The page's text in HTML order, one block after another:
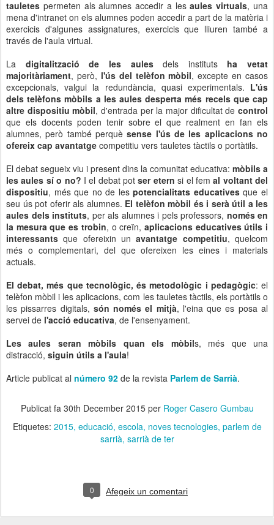
tauletes permeten als alumnes accedir a lesaules virtuals, una
mena d'intranet on els alumnes poden accedir a part de la matèria i
exercicis d'algunes assignatures, exercicis que lliuren també a
través de l'aula virtual.
La digitalització de les aulesdels instituts ha vetat
majoritàriament, però, l'ús del telèfon mòbil, excepte en casos
excepcionals, valgui la redundància, quasi experimentals. L'ús
dels telèfons mòbils a les aules desperta més recels que cap
altre dispositiu mòbil, d'entrada per la major dificultat decontrol
que els docents poden tenir sobre el que realment en fan els
alumnes, però també perquèsense l'ús de les aplicacions no
ofereix cap avantatge competitiu vers tauletes tàctils o portàtils.
El debat segueix viu i present dins la comunitat educativa: mòbils a
les aules sí o no? I el debat potser etern si el femal voltant del
dispositiu, més que no de lespotencialitats educativesque el
seu ús pot oferir als alumnes. El telèfon mòbil és i serà útil a les
aules dels instituts, per als alumnes i pels professors, només en
la mesura que es trobin, o creïn, aplicacions educatives útils i
interessantsque ofereixin unavantatge competitiu, quelcom
més o complementari, del que ofereixen les eines i materials
actuals.
El debat, més que tecnològic, és metodològic i pedagògic: el
telèfon mòbil i les aplicacions, com les tauletes tàctils, els portàtils o
les pissarres digitals, són només el mitjà, l'eina que es posa al
servei de l'acció educativa, de l'ensenyament.
Les aules seran mòbils quan els mòbils, més que una
distracció, siguin útils a l'aula!
Article publicat al número 92 de la revista Parlem de Sarrià.
Publicat fa 30th December 2015per Roger Casero Gumbau
Etiquetes: 2015 educació escola noves tecnologies parlem de
sarrià sarrià de ter
0 Afegeix un comentari